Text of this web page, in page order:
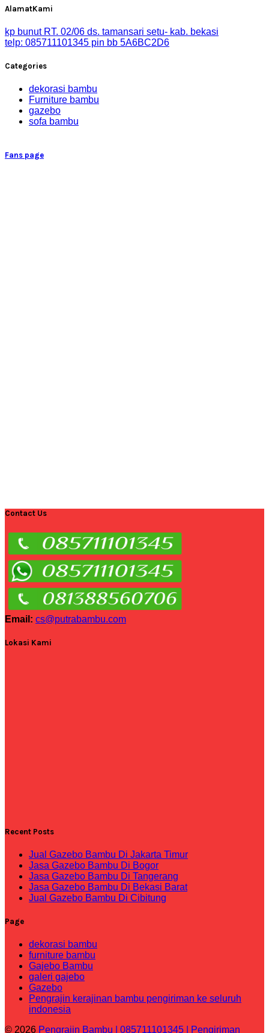
AlamatKami
kp bunut RT. 02/06 ds. tamansari setu- kab. bekasi
telp: 085711101345 pin bb 5A6BC2D6
Categories
dekorasi bambu
Furniture bambu
gazebo
sofa bambu
Fans page
Contact Us
Email: cs@putrabambu.com
Lokasi Kami
Recent Posts
Jual Gazebo Bambu Di Jakarta Timur
Jasa Gazebo Bambu Di Bogor
Jasa Gazebo Bambu Di Tangerang
Jasa Gazebo Bambu Di Bekasi Barat
Jual Gazebo Bambu Di Cibitung
Page
dekorasi bambu
furniture bambu
Gajebo Bambu
galeri gajebo
Gazebo
Pengrajin kerajinan bambu pengiriman ke seluruh
indonesia
© 2026 Pengrajin Bambu | 085711101345 | Pengiriman